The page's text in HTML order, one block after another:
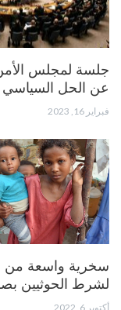
جلسة لمجلس الأمن
عن الحل السياسي
فبراير 16, 2023
سخرية واسعة من
لشرط الحوثيين
أكتوبر 6, 2022